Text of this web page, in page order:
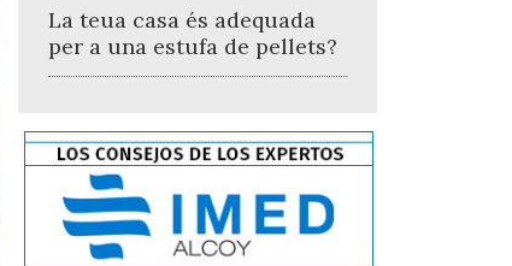
La teua casa és adequada
per a una estufa de pellets?